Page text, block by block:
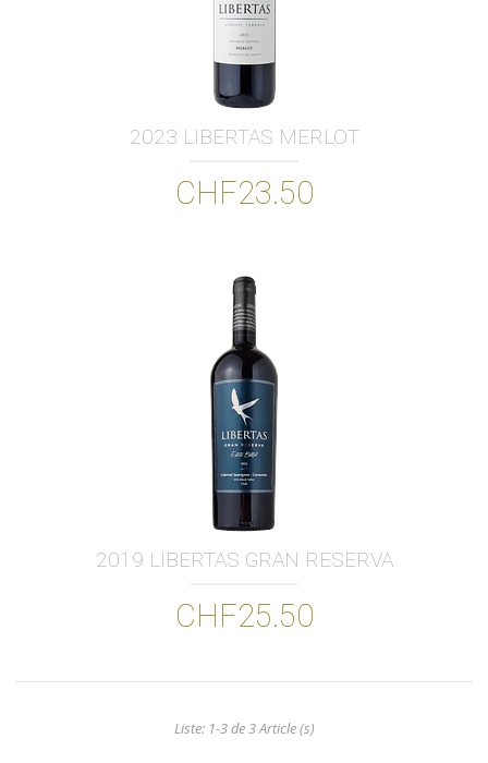
2023 LIBERTAS MERLOT
CHF23.50
2019 LIBERTAS GRAN RESERVA
CHF25.50
Liste: 1-3 de 3 Article (s)